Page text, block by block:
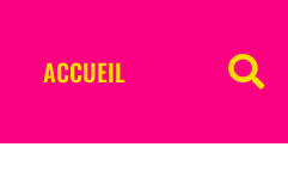
ACCUEIL